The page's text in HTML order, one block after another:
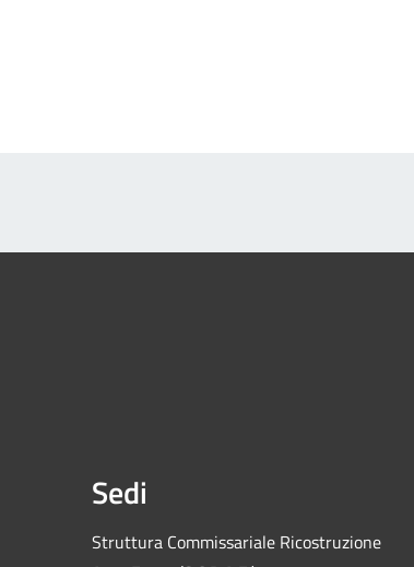
Sedi
Struttura Commissariale Ricostruzione